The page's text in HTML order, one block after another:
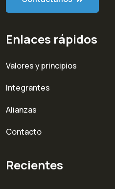
Enlaces rápidos
Valores y principios
Integrantes
Alianzas
Contacto
Recientes